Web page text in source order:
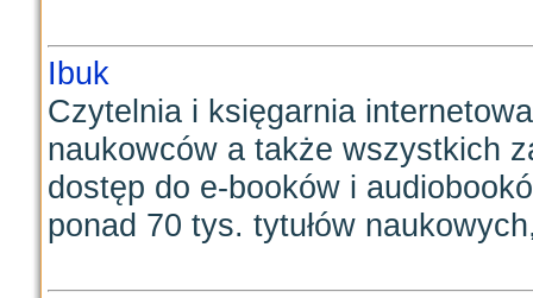
Ibuk
Czytelnia i księgarnia
naukowców a także wszystkich
dostęp do e-booków i
ponad 70 tys. tytułów